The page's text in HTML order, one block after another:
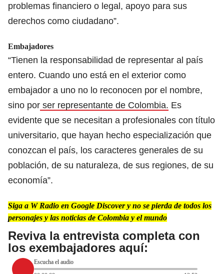
problemas financiero o legal, apoyo para sus
derechos como ciudadano”.
Embajadores
“Tienen la responsabilidad de representar al país
entero. Cuando uno está en el exterior como
embajador a uno no lo reconocen por el nombre,
sino por ser representante de Colombia. Es
evidente que se necesitan a profesionales con título
universitario, que hayan hecho especialización que
conozcan el país, los caracteres generales de su
población, de su naturaleza, de sus regiones, de su
economía”.
Siga a W Radio en Google Discover y no se pierda de todos los
personajes y las noticias de Colombia y el mundo
Reviva la entrevista completa con
los exembajadores aquí:
Escucha el audio